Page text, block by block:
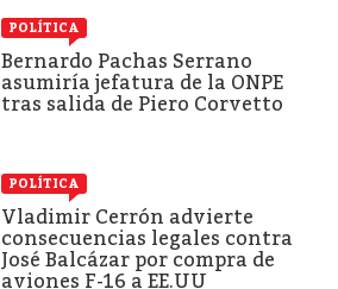
POLÍTICA
Bernardo Pachas Serrano
asumiría jefatura de la ONPE
tras salida de Piero Corvetto
POLÍTICA
Vladimir Cerrón advierte
consecuencias legales contra
José Balcázar por compra de
aviones F-16 a EE.UU